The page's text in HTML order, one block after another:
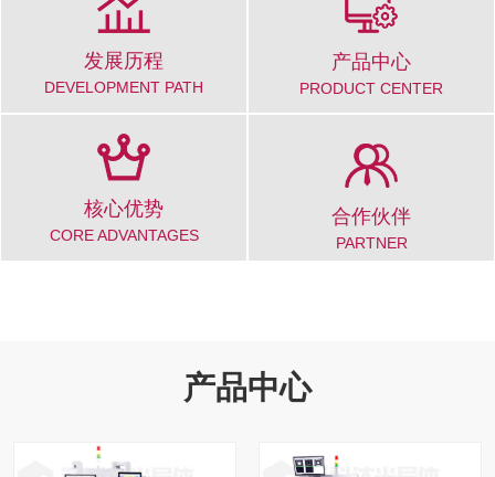
发展历程
DEVELOPMENT PATH
产品中心
PRODUCT CENTER
核心优势
CORE ADVANTAGES
合作伙伴
PARTNER
产品中心